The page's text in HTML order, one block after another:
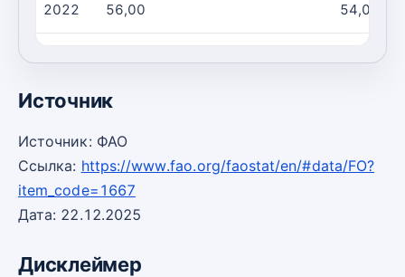
2022 56,00 54,00
54,00
Источник
Источник: ФАО
Ссылка: https://www.fao.org/faostat/en/#data/FO?
item_code=1667
Дата: 22.12.2025
Дисклеймер